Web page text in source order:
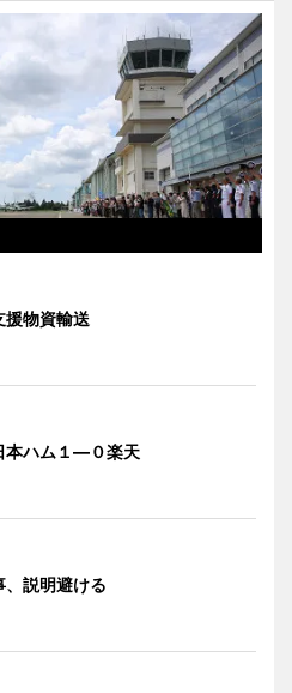
援物資輸送
本ハム１―０楽天
、説明避ける